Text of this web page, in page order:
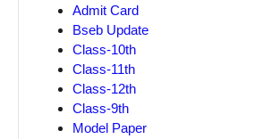
Admit Card
Bseb Update
Class-10th
Class-11th
Class-12th
Class-9th
Model Paper